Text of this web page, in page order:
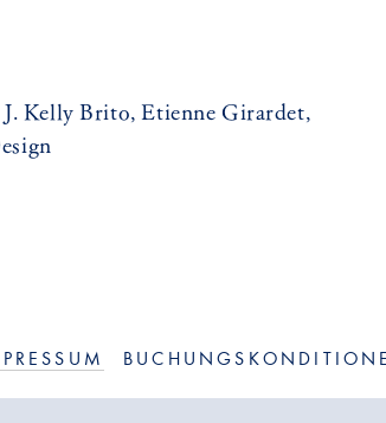
Kelly Brito, Etienne Girardet,